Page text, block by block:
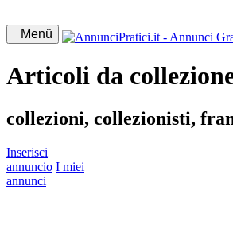
Menü
Articoli da
collezioni, collezionisti,
Inserisci
annuncio I miei
annunci